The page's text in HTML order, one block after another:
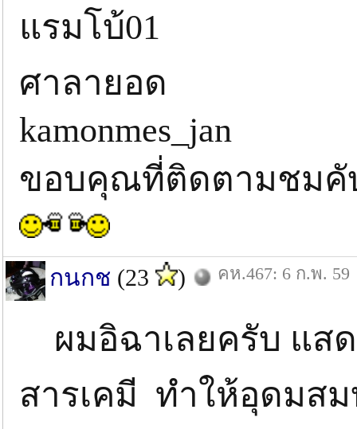
แรมโบ้01
ศาลายอด
kamonmes_jan
ขอบคุณที่ติดตามชม
กนกช (23 ) คห.467: 6 ก.พ. 59
ผมอิฉาเลยครับ แส
สารเคมี ทำให้อุดมส